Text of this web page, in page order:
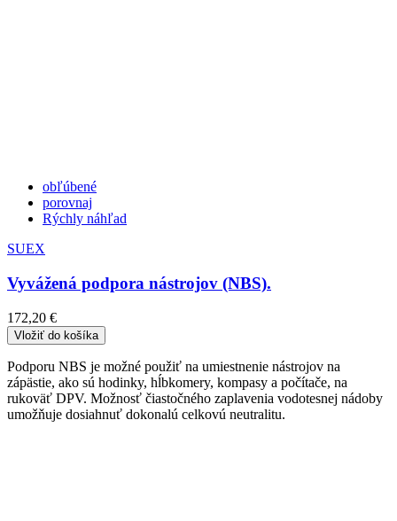
obľúbené
porovnaj
Rýchly náhľad
SUEX
Vyvážená podpora nástrojov (NBS).
172,20 €
Vložiť do košíka
Podporu NBS je možné použiť na umiestnenie nástrojov na
zápästie, ako sú hodinky, hĺbkomery, kompasy a počítače, na
rukoväť DPV. Možnosť čiastočného zaplavenia vodotesnej nádoby
umožňuje dosiahnuť dokonalú celkovú neutralitu.